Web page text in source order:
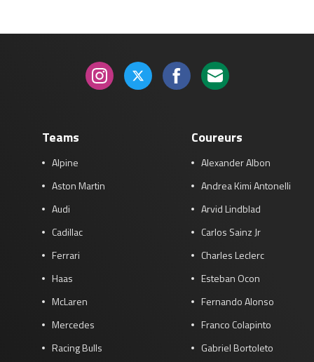
Teams
Alpine
Aston Martin
Audi
Cadillac
Ferrari
Haas
McLaren
Mercedes
Racing Bulls
Coureurs
Alexander Albon
Andrea Kimi Antonelli
Arvid Lindblad
Carlos Sainz Jr
Charles Leclerc
Esteban Ocon
Fernando Alonso
Franco Colapinto
Gabriel Bortoleto